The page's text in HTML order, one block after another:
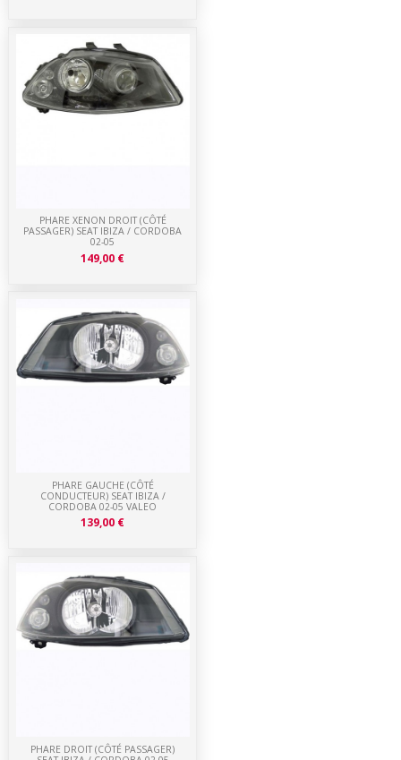
PHARE DROIT (CÔTÉ PASSAGER)
PHARE GAUCHE (CÔTÉ
CONDUCTEUR) SEAT IBIZA /
CORDOBA 02-05 VALEO
139,00 €
PHARE XENON DROIT (CÔTÉ
PASSAGER) SEAT IBIZA / CORDOBA
02-05
149,00 €